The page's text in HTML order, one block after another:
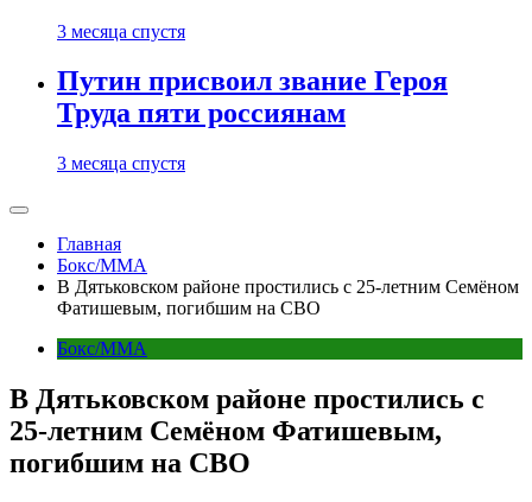
3 месяца спустя
Путин присвоил звание Героя
Труда пяти россиянам
3 месяца спустя
Главная
Бокс/MMA
В Дятьковском районе простились с 25-летним Семёном
Фатишевым, погибшим на СВО
Бокс/MMA
В Дятьковском районе простились с
25-летним Семёном Фатишевым,
погибшим на СВО